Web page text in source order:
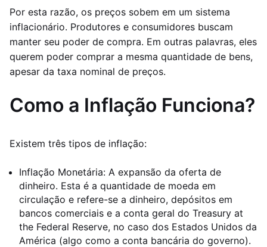
Por esta razão, os preços sobem em um sistema
inflacionário. Produtores e consumidores buscam
manter seu poder de compra. Em outras palavras, eles
querem poder comprar a mesma quantidade de bens,
apesar da taxa nominal de preços.
Como a Inflação Funciona?
Existem três tipos de inflação:
Inflação Monetária: A expansão da oferta de
dinheiro. Esta é a quantidade de moeda em
circulação e refere-se a dinheiro, depósitos em
bancos comerciais e a conta geral do Treasury at
the Federal Reserve, no caso dos Estados Unidos da
América (algo como a conta bancária do governo).